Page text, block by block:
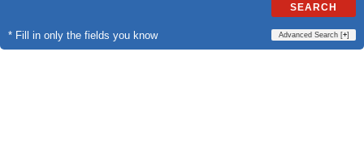
SEARCH
* Fill in only the fields you know Advanced Search [+]